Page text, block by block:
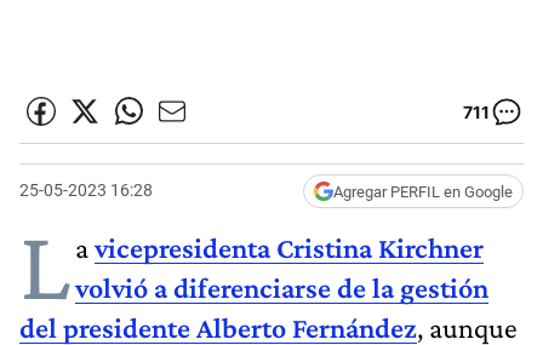
711
25-05-2023 16:28 Agregar PERFIL en Google
Lavicepresidenta Cristina Kirchner
volvió a diferenciarse de la gestión
del presidente Alberto Fernández, aunque